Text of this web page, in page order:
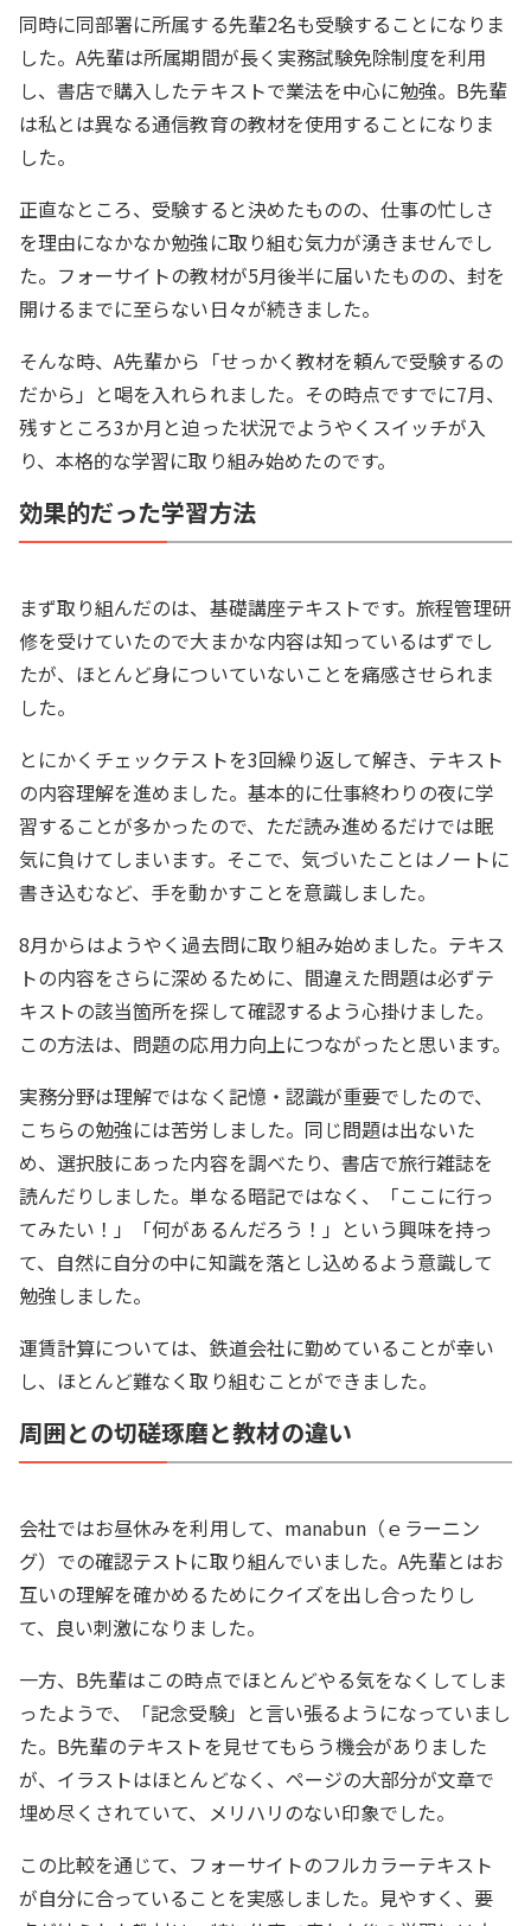
同時に同部署に所属する先輩2名も受験することになりま
した。A先輩は所属期間が長く実務試験免除制度を利用
し、書店で購入したテキストで業法を中心に勉強。B先輩
は私とは異なる通信教育の教材を使用することになりま
した。
正直なところ、受験すると決めたものの、仕事の忙しさ
を理由になかなか勉強に取り組む気力が湧きませんでし
た。フォーサイトの教材が5月後半に届いたものの、封を
開けるまでに至らない日々が続きました。
そんな時、A先輩から「せっかく教材を頼んで受験するの
だから」と喝を入れられました。その時点ですでに7月、
残すところ3か月と迫った状況でようやくスイッチが入
り、本格的な学習に取り組み始めたのです。
効果的だった学習方法
まず取り組んだのは、基礎講座テキストです。旅程管理研
修を受けていたので大まかな内容は知っているはずでし
たが、ほとんど身についていないことを痛感させられま
した。
とにかくチェックテストを3回繰り返して解き、テキスト
の内容理解を進めました。基本的に仕事終わりの夜に学
習することが多かったので、ただ読み進めるだけでは眠
気に負けてしまいます。そこで、気づいたことはノートに
書き込むなど、手を動かすことを意識しました。
8月からはようやく過去問に取り組み始めました。テキス
トの内容をさらに深めるために、間違えた問題は必ずテ
キストの該当箇所を探して確認するよう心掛けました。
この方法は、問題の応用力向上につながったと思います。
実務分野は理解ではなく記憶・認識が重要でしたので、
こちらの勉強には苦労しました。同じ問題は出ないた
め、選択肢にあった内容を調べたり、書店で旅行雑誌を
読んだりしました。単なる暗記ではなく、「ここに行っ
てみたい！」「何があるんだろう！」という興味を持っ
て、自然に自分の中に知識を落とし込めるよう意識して
勉強しました。
運賃計算については、鉄道会社に勤めていることが幸い
し、ほとんど難なく取り組むことができました。
周囲との切磋琢磨と教材の違い
会社ではお昼休みを利用して、manabun（ｅラーニン
グ）での確認テストに取り組んでいました。A先輩とはお
互いの理解を確かめるためにクイズを出し合ったりし
て、良い刺激になりました。
一方、B先輩はこの時点でほとんどやる気をなくしてしま
ったようで、「記念受験」と言い張るようになっていまし
た。B先輩のテキストを見せてもらう機会がありました
が、イラストはほとんどなく、ページの大部分が文章で
埋め尽くされていて、メリハリのない印象でした。
この比較を通じて、フォーサイトのフルカラーテキスト
が自分に合っていることを実感しました。見やすく、要